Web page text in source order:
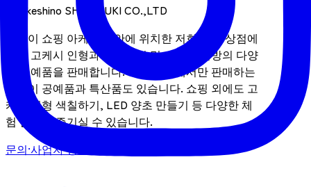
Kokeshino SHIMANUKI CO.,LTD
센다이 쇼핑 아케이드 안에 위치한 저희 역사 상점에
서는 고케시 인형과 미야기현 및 도호쿠 지방의 다양
한 공예품을 판매합니다. 저희 상점에서만 판매하는
센다이 공예품과 특산품도 있습니다. 쇼핑 외에도 고
케시 인형 색칠하기, LED 양초 만들기 등 다양한 체
험 활동을 즐기실 수 있습니다.
문의·사업자 정보